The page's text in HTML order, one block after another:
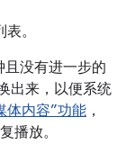
。
没有进一步的
出来，以便系统
体内容”功能 ，
播放。